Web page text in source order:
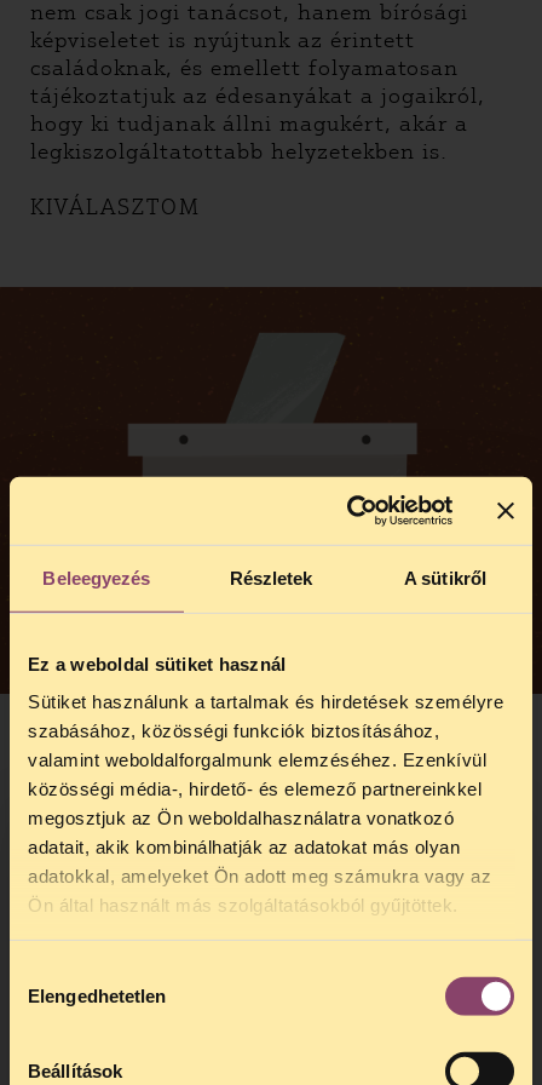
Beleegyezés Részletek A sütikről
Ez a weboldal sütiket használ
Sütiket használunk a tartalmak és hirdetések személyre
szabásához, közösségi funkciók biztosításához,
valamint weboldalforgalmunk elemzéséhez. Ezenkívül
közösségi média-, hirdető- és elemező partnereinkkel
megosztjuk az Ön weboldalhasználatra vonatkozó
adatait, akik kombinálhatják az adatokat más olyan
adatokkal, amelyeket Ön adott meg számukra vagy az
Ön által használt más szolgáltatásokból gyűjtöttek.
kiválasztása
Elengedhetetlen
Beállítások
nem csak jogi tanácsot, hanem bírósági
képviseletet is nyújtunk az érintett
családoknak, és emellett folyamatosan
tájékoztatjuk az édesanyákat a jogaikról,
hogy ki tudjanak állni magukért, akár a
legkiszolgáltatottabb helyzetekben is.
KIVÁLASZTOM
VÁLASZTÁSI JOGI ALAP
Védjünk meg együtt a demokratikus
Magyarországot! Még sosem volt akkora
szükség a TASZ jogsegélyszolgálatának
megerősítésére, mint a 2026-os
választásokat megelőző évben. Veled
együtt jogi és szakértői segítséget
nyújthatunk, és védelmet biztosíthatunk
azoknak a csoportoknak, akiket a hatalma
Emellett a választási kampány során és a
TELEFONOS JOGSEGÉLY
SZÜNET!
hogytelefonos jogsegélyünk július 27 és